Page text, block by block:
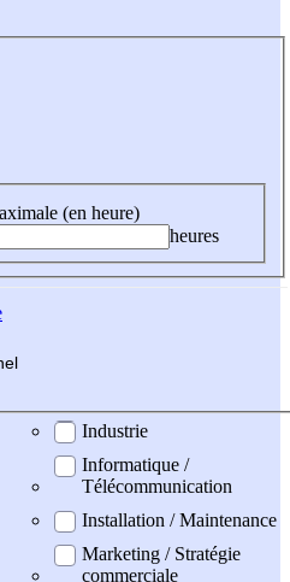
(en heure)
heures
Industrie
Informatique /
Télécommunication
Installation / Maintenance
Marketing / Stratégie
commerciale